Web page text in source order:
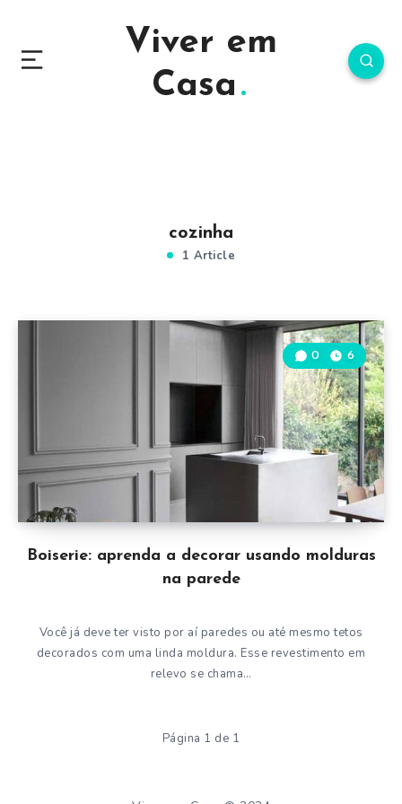
Viver em
Casa
cozinha
1 Article
Boiserie: aprenda a decorar usando molduras
na parede
0 6
Você já deve ter visto por aí paredes ou até mesmo tetos
decorados com uma linda moldura. Esse revestimento em
relevo se chama…
Página 1 de 1